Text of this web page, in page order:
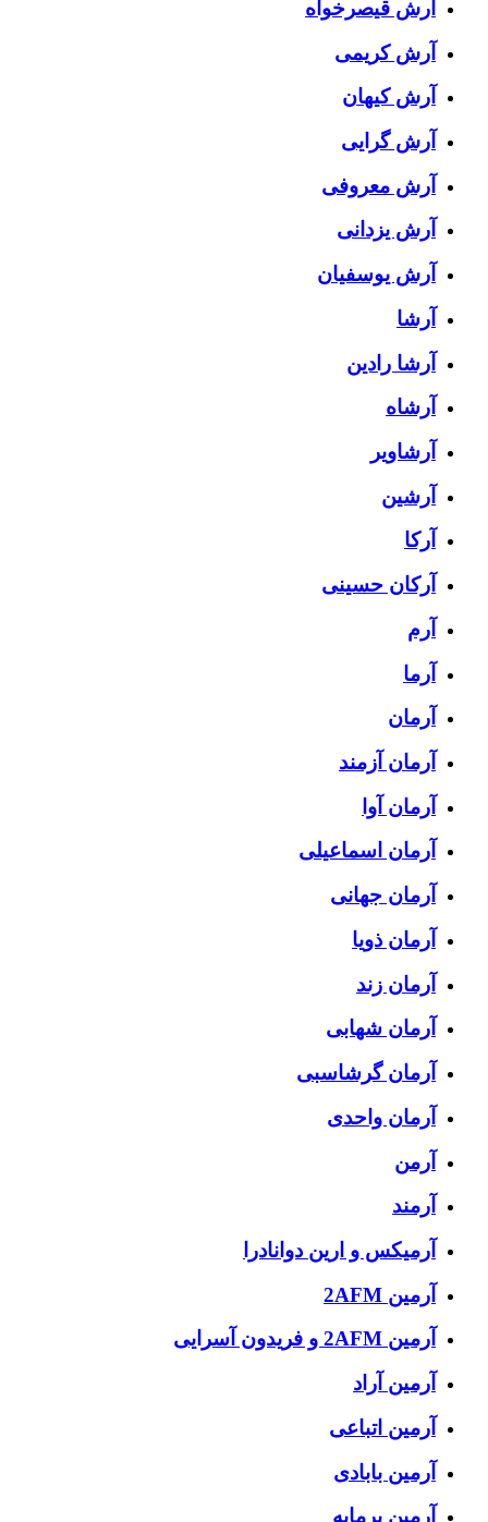
آرش قیصرخواه
آرش کریمی
آرش کیهان
آرش گرایی
آرش معروفی
آرش یزدانی
آرش یوسفیان
آرشا
آرشا رادین
آرشاه
آرشاویر
آرشین
آرکا
آرکان حسینی
آرم
آرما
آرمان
آرمان آزمند
آرمان آوا
آرمان اسماعیلی
آرمان جهانی
آرمان ذویا
آرمان زند
آرمان شهابی
آرمان گرشاسبی
آرمان واحدی
آرمن
آرمند
آرمیکس و ارین دوانادرا
آرمین 2AFM
آرمین 2AFM و فریدون آسرایی
آرمین آراد
آرمین اتباعی
آرمین بابادی
آرمین برمایه